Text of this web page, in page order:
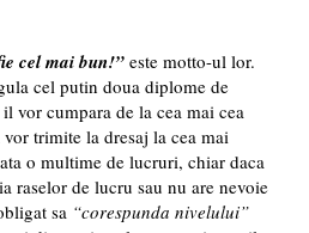
cel mai bun!” este motto-ul lor.
cel putin doua diplome de
vor cumpara de la cea mai cea
trimite la dresaj la cea mai
o multime de lucruri, chiar daca
raselor de lucru sau nu are nevoie
sa “corespunda nivelului”